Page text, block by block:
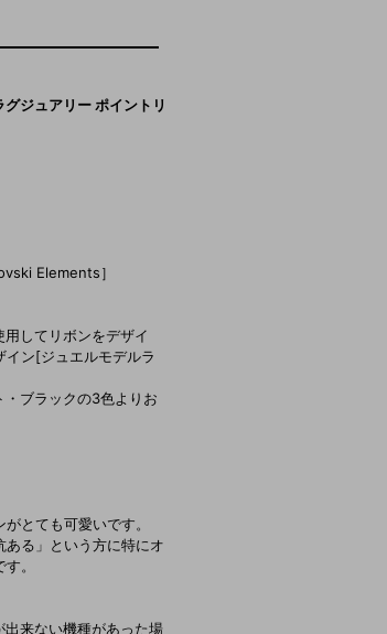
ジュアリー ポイントリ
Elements］
してリボンをデザイ
イン[ジュエルモデルラ
ブラックの3色よりお
とても可愛いです。
ある」という方に特にオ
。
来ない機種があった場